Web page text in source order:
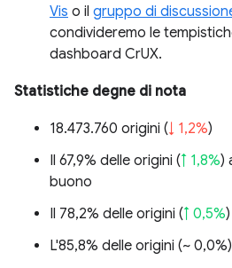
Vis o il gruppo di
condivideremo le
dashboard CrUX.
Statistiche degne di nota
18.473.760 origini (↓ 1,2%)
Il 67,9% delle origini (↑ 1,8%)
buono
Il 78,2% delle origini (↑ 0,5%
L'85,8% delle origini (~ 0,0%